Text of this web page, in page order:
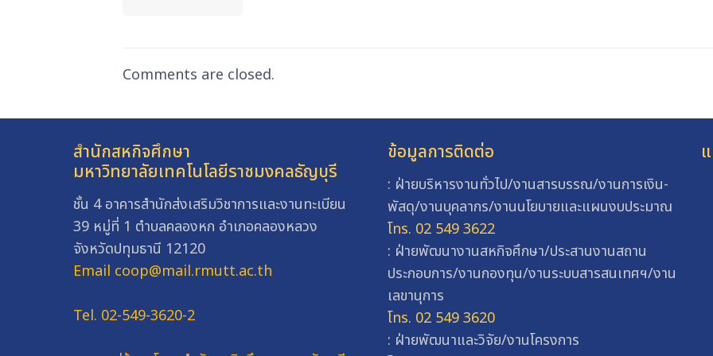
Comments are closed.
สำนักสหกิจศึกษา
มหาวิทยาลัยเทคโนโลยีราชมงคลธัญบุรี
ชั้น 4 อาคารสำนักส่งเสริมวิชาการและงานทะเบียน
39 หมู่ที่ 1 ตำบลคลองหก อำเภอคลองหลวง
จังหวัดปทุมธานี 12120
Email coop@mail.rmutt.ac.th
Tel. 02-549-3620-2
ข้อมูลการติดต่อ
: ฝ่ายบริหารงานทั่วไป/งานสารบรรณ/งานการเงิน-
พัสดุ/งานบุคลากร/งานนโยบายและแผนงบประมาณ
โทร. 02 549 3622
: ฝ่ายพัฒนางานสหกิจศึกษา/ประสานงานสถาน
ประกอบการ/งานกองทุน/งานระบบสารสนเทศฯ/งาน
เลขานุการ
โทร. 02 549 3620
: ฝ่ายพัฒนาและวิจัย/งานโครงการ